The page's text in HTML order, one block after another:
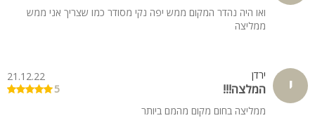
לכל מי שמחפש מקום נופש מפנק ויוקרתי. אנחנו בטוחים שנחזור
לווילה בהקדם האפשרי.
ואו היה נהדר המקום ממש יפה נקי מסודר כמו שצריך אני ממש
ממליצה
י ירדן
המלצה!!!
21.12.22
5
ממליצה בחום מקום מהמם ביותר